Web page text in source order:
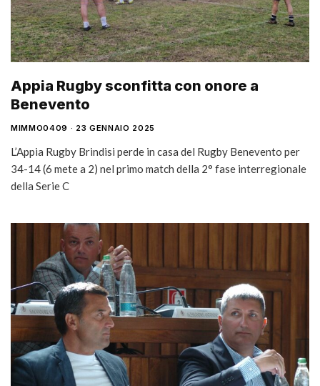
Appia Rugby sconfitta con onore a
Benevento
MIMMO0409 23 GENNAIO 2025
L’Appia Rugby Brindisi perde in casa del Rugby Benevento per
34-14 (6 mete a 2) nel primo match della 2° fase interregionale
della Serie C